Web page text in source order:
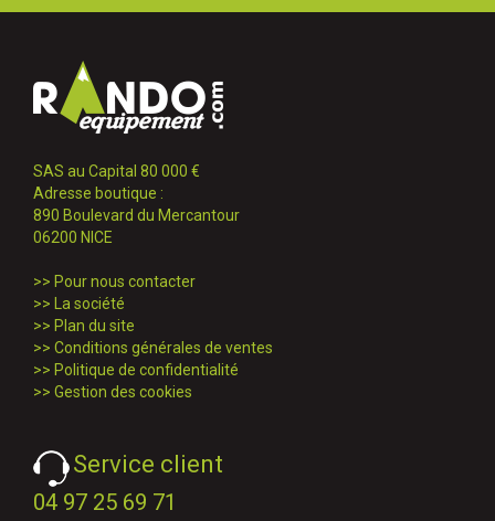
SAS au Capital 80 000 €
Adresse boutique :
890 Boulevard du Mercantour
06200 NICE
>> Pour nous contacter
>> La société
>> Plan du site
>> Conditions générales de ventes
>> Politique de confidentialité
>> Gestion des cookies
Service client
04 97 25 69 71